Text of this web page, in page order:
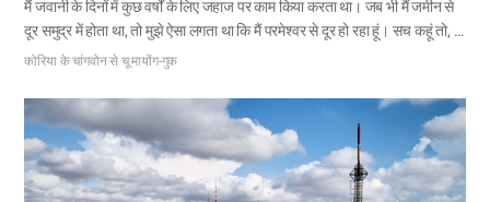
मैं जवानी के दिनों में कुछ वर्षों के लिए जहाज पर काम किया करता था। जब भी मैं जमीन से
दूर समुद्र में होता था, तो मुझे ऐसा लगता था कि मैं परमेश्वर से दूर हो रहा हूं। सच कहूं तो, मैं
पहले से ही परमेश्वर से दूर हो गया था। क्योंकि मैंने जो मेहनत से एक प्रोटेस्टेंट चर्च जाया
विश्वास से भरा सच्चा कार्य क्या होता है। हालांकि, मैंने अपना विश्वास नहीं छोड़ा था; मेरे
हृदय के एक कोने में हमेशा एक विचार रहता था कि मैं किसी न किसी दिन परमेश्वर के पास
लौटूंगा। अपने संकल्प को अमल में लाने…
कोरिया के चांगवोन से चू मायोंग-गुक